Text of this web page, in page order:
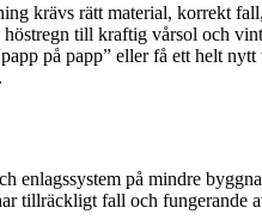
krävs rätt material, korrekt
till kraftig vårsol och
på papp” eller få ett helt
enlagssystem på mindre
tillräckligt fall och fungerande